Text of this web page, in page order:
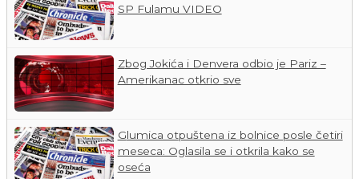
SP Fulamu VIDEO
Zbog Jokića i Denvera odbio je Pariz –
Amerikanac otkrio sve
Glumica otpuštena iz bolnice posle četiri
meseca: Oglasila se i otkrila kako se
oseća